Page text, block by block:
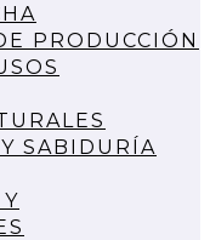
PRODUCCIÓN
SABIDURÍA